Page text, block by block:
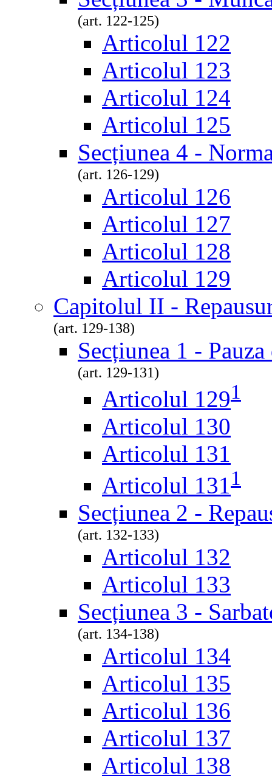
(art. 122-125)
Articolul 122
Articolul 123
Articolul 124
Articolul 125
Secțiunea 4 -
(art. 126-129)
Articolul 126
Articolul 127
Articolul 128
Articolul 129
Capitolul II -
(art. 129-138)
Secțiunea 1 -
(art. 129-131)
Articolul 1291
Articolul 130
Articolul 131
Articolul 1311
Secțiunea 2 -
(art. 132-133)
Articolul 132
Articolul 133
Secțiunea 3 -
(art. 134-138)
Articolul 134
Articolul 135
Articolul 136
Articolul 137
Articolul 138